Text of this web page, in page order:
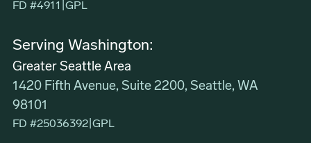
FD #4911 GPL
Serving Washington:
Greater Seattle Area
1420 Fifth Avenue, Suite 2200, Seattle, WA
98101
FD #25036392 |GPL